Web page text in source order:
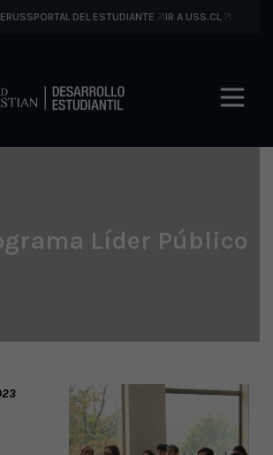
PORTAL DEL ESTUDIANTE IR A USS.CL
Líder Público